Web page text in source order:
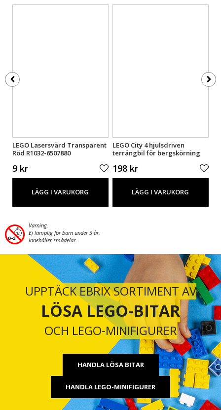
LEGO Lasersvärd Transparent
Röd R1032-6507880
9 kr
LÄGG I VARUKORG
LEGO City 4 hjulsdriven
terrängbil för bergskörning
198 kr
LÄGG I VARUKORG
Varning.
Ej lämplig för barn under 3 år.
Innehåller smådelar.
UPPTÄCK EBRIX SORTIMENT AV
LÖSA LEGO-BITAR
OCH LEGO-MINIFIGURER
HANDLA LÖSA BITAR
HANDLA LEGO-MINIFIGURER